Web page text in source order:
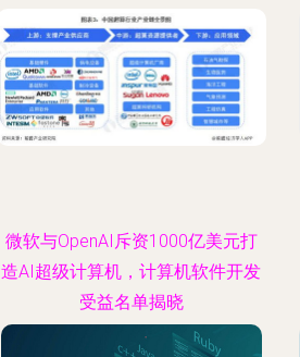
微软与OpenAI斥资1000亿美元打
造AI超级计算机，计算机软件开发
受益名单揭晓